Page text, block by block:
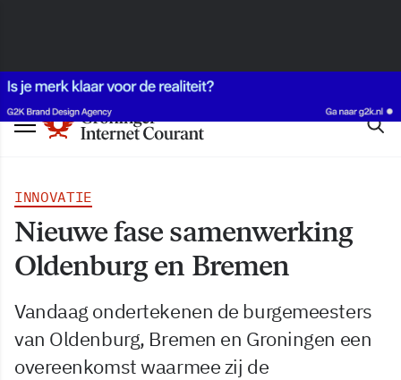
INNOVATIE
Nieuwe fase samenwerking
Oldenburg en Bremen
Vandaag ondertekenen de burgemeesters
van Oldenburg, Bremen en Groningen een
overeenkomst waarmee zij de